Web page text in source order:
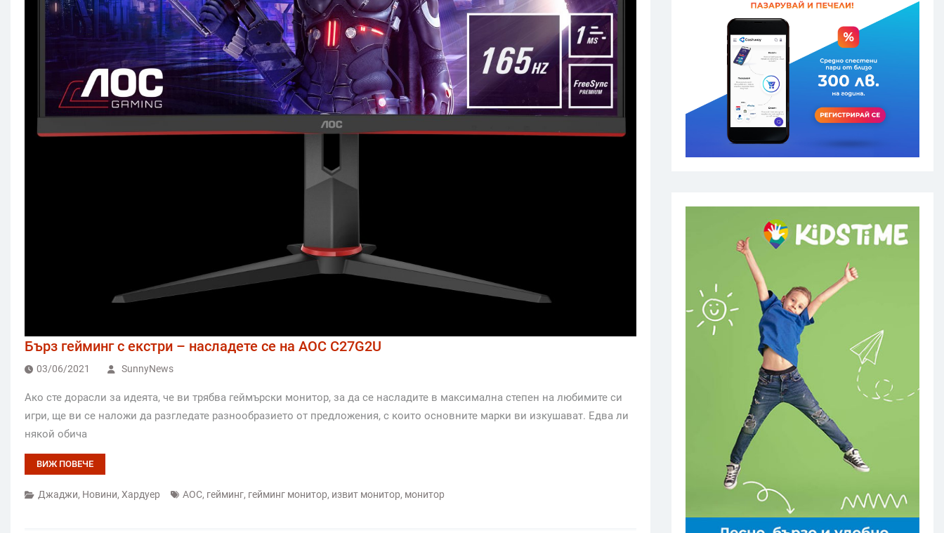
Бърз гейминг с екстри – насладете се на AOC C27G2U
03/06/2021 SunnyNews
Ако сте дорасли за идеята, че ви трябва геймърски монитор, за да се насладите в максимална степен на любимите си
игри, ще ви се наложи да разгледате разнообразието от предложения, с които основните марки ви изкушават. Едва ли
някой обича
ВИЖ ПОВЕЧЕ
Джаджи, Новини, Хардуер AOC, гейминг, гейминг монитор, извит монитор, монитор